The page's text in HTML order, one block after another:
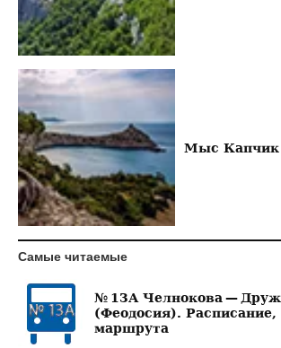
Мыс Капчик
Самые читаемые
№ 13А Челнокова —
(Феодосия). Расписание,
маршрута